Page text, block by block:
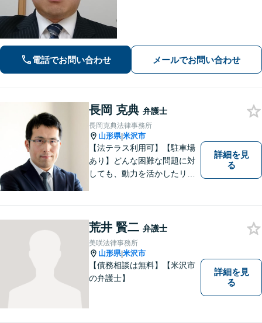
電話でお問い合わせ メールでお問い合わせ
長岡 克典 弁護士
長岡克典法律事務所
山形県|米沢市
【法テラス利用可】【駐車場
あり】どんな困難な問題に対
しても、動力を活かしたリー
るよう努力することで早期解
決を目指します。 お気軽にご
相談ください。
詳細を見
る
荒井 賢二 弁護士
美咲法律事務所
山形県|米沢市
【債務相談は無料】【米沢市
の弁護士】
詳細を見
る